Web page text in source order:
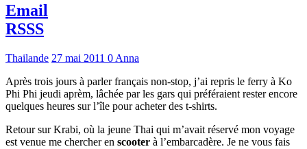
Email
RSSS
Thailande 27 mai 2011 0 Anna
Après trois jours à parler français non-stop, j’ai repris le ferry à Ko
Phi Phi jeudi aprèm, lâchée par les gars qui préféraient rester encore
quelques heures sur l’île pour acheter des t-shirts.
Retour sur Krabi, où la jeune Thai qui m’avait réservé mon voyage
est venue me chercher en scooter à l’embarcadère. Je ne vous fais